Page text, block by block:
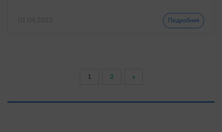
Подробнее
1 2 »